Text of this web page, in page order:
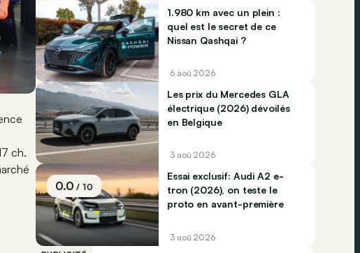
ch.
1.980 km avec un plein :
quel est le secret de ce
Nissan Qashqai ?
6 aoû 2026
Les prix du Mercedes GLA
électrique (2026) dévoilés
en Belgique
3 aoû 2026
0.0/ 10
Essai exclusif: Audi A2 e-
tron (2026), on teste le
proto en avant-première
3 aoû 2026